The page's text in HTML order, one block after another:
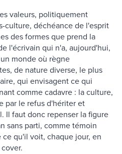
valeurs, politiquement
culture, déchéance de l'esprit
des formes que prend la
l'écrivain qui n'a, aujourd'hui,
monde où règne
de nature diverse, le plus
qui envisagent ce qui
comme cadavre : la culture,
par le refus d'hériter et
Il faut donc repenser la figure
sans parti, comme témoin
qu'il voit, chaque jour, en